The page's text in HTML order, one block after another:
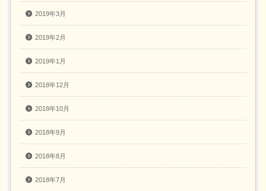
2019年3月
2019年2月
2019年1月
2018年12月
2018年10月
2018年9月
2018年8月
2018年7月